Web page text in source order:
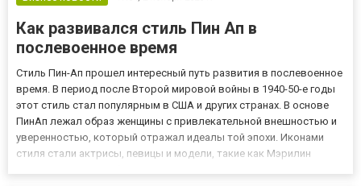
Как развивался стиль Пин Ап в
послевоенное время
Стиль Пин-Ап прошел интересный путь развития в послевоенное
время. В период после Второй мировой войны в 1940-50-е годы
этот стиль стал популярным в США и других странах. В основе
ПинАп лежал образ женщины с привлекательной внешностью и
уверенностью, который отражал идеалы той эпохи. Иконами
стиля стали актрисы, певицы и модели, такие как Мэрилин